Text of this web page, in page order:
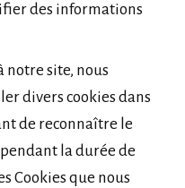
des informations
notre site, nous
divers cookies dans
de reconnaître le
la durée de
Cookies que nous